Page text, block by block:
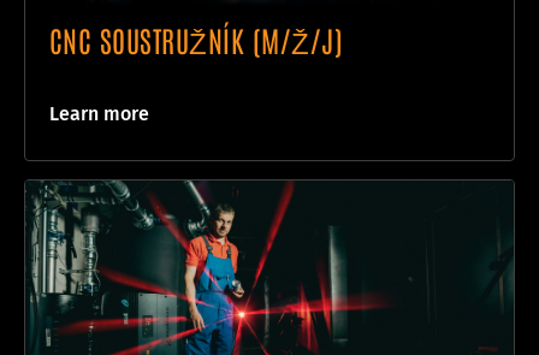
CNC SOUSTRUŽNÍK (M/Ž/J)
Learn more